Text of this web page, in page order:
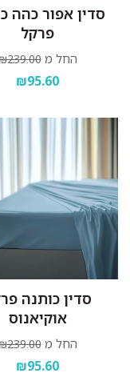
סדין אפור כהה
פרקל
החל מ
₪95.60
סדין כותנה
אוקיאנוס
החל מ
₪95.60